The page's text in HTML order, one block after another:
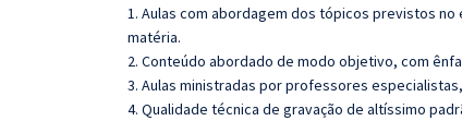
1. Aulas com abordagem dos tópicos previstos
matéria.
2. Conteúdo abordado de modo objetivo, com
3. Aulas ministradas por professores
4. Qualidade técnica de gravação de altíssimo